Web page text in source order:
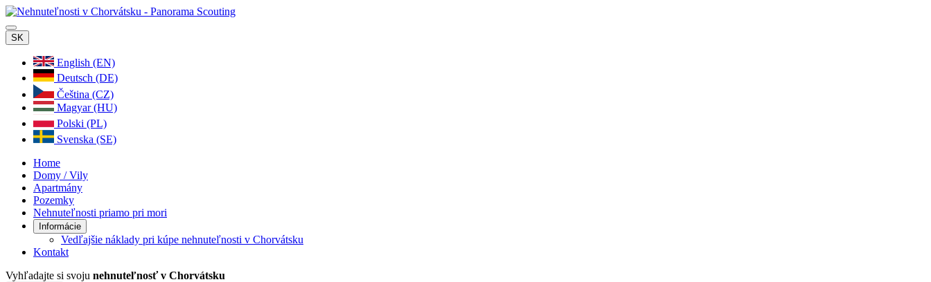
SK
English (EN)
Deutsch (DE)
Čeština (CZ)
Magyar (HU)
Polski (PL)
Svenska (SE)
Home
Domy / Vily
Apartmány
Pozemky
Nehnuteľnosti priamo pri mori
Informácie
Vedľajšie náklady pri kúpe nehnuteľnosti v Chorvátsku
Kontakt
Vyhľadajte si svoju nehnuteľnosť v Chorvátsku